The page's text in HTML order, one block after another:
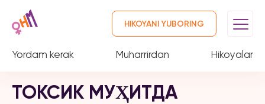
Yordam kerak Muharrirdan Hikoyalar
HIKOYANI YUBORING
ТОКСИК МУҲИТДА